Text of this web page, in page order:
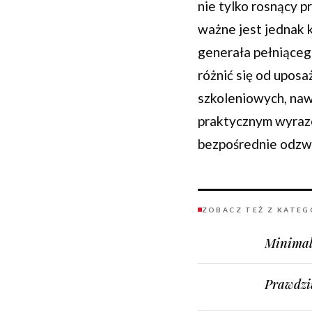
nie tylko rosnący
ważne jest jednak
generała
różnić się od
szkoleniowych,
praktycznym
bezpośrednie
ZOBACZ TEŻ Z